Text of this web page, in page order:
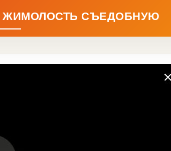
ЖИМОЛОСТЬ СЪЕДОБНУЮ